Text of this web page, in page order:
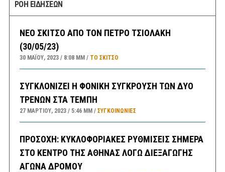
ΡΟΗ ΕΙΔΗΣΕΩΝ
ΝΕΟ ΣΚΙΤΣΟ ΑΠΟ ΤΟΝ ΠΕΤΡΟ ΤΣΙΟΛΑΚΗ
(30/05/23)
30 ΜΑΪ́ΟΥ, 2023 8:08 ΜΜ ΤΟ ΣΚΊΤΣΟ
ΣΥΓΚΛΟΝΙΖΕΙ Η ΦΟΝΙΚΗ ΣΥΓΚΡΟΥΣΗ ΤΩΝ ΔΥΟ
ΤΡΕΝΩΝ ΣΤΑ ΤΕΜΠΗ
27 ΜΑΡΤΊΟΥ, 2023 5:46 ΜΜ ΣΥΓΚΟΙΝΩΝΊΕΣ
ΠΡΟΣΟΧΗ: ΚΥΚΛΟΦΟΡΙΑΚΕΣ ΡΥΘΜΙΣΕΙΣ ΣΗΜΕΡΑ
ΣΤΟ ΚΕΝΤΡΟ ΤΗΣ ΑΘΗΝΑΣ ΛΟΓΩ ΔΙΕΞΑΓΩΓΗΣ
ΑΓΩΝΑ ΔΡΟΜΟΥ